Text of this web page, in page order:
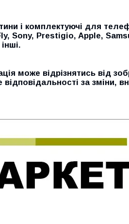
і комплектуючі для
Sony, Prestigio, Apple,
може відрізнятись від
за зміни,